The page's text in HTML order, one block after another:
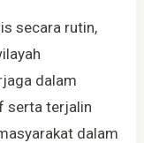
secara rutin,
dalam
serta terjalin
dalam